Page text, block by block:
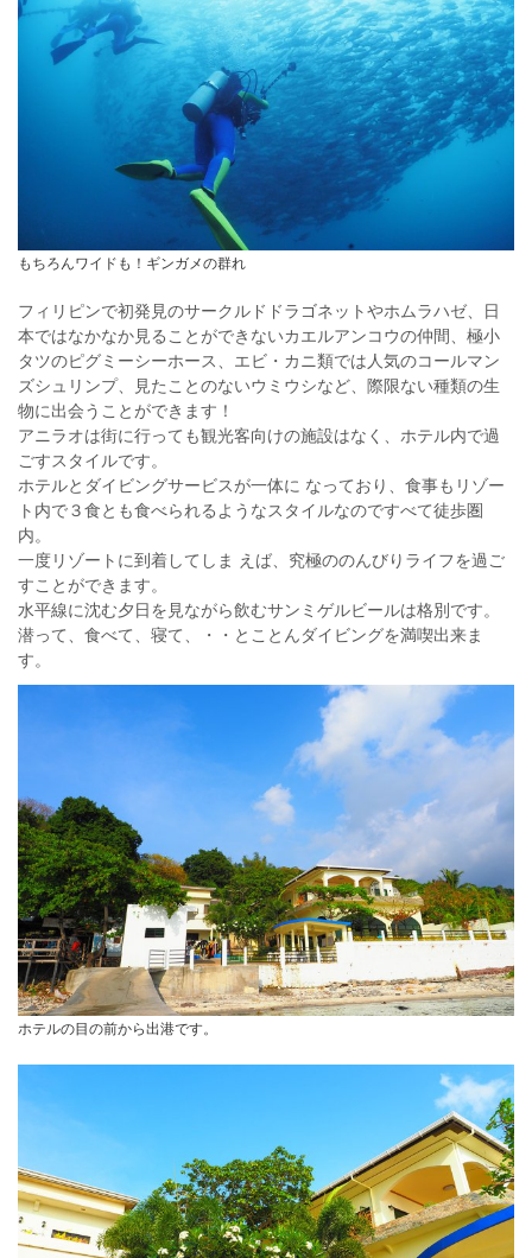
もちろんワイドも！ギンガメの群れ
フィリピンで初発見のサークルドドラゴネットやホムラハゼ、日
本ではなかなか見ることができないカエルアンコウの仲間、極小
タツのピグミーシーホース、エビ・カニ類では人気のコールマン
ズシュリンプ、見たことのないウミウシなど、際限ない種類の生
物に出会うことができます！
アニラオは街に行っても観光客向けの施設はなく、ホテル内で過
ごすスタイルです。
ホテルとダイビングサービスが一体に なっており、食事もリゾー
ト内で３食とも食べられるようなスタイルなのですべて徒歩圏
内。
一度リゾートに到着してしま えば、究極ののんびりライフを過ご
すことができます。
水平線に沈む夕日を見ながら飲むサンミゲルビールは格別です。
潜って、食べて、寝て、・・とことんダイビングを満喫出来ま
す。
ホテルの目の前から出港です。